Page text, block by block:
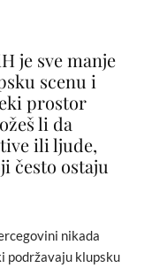
je sve manje
scenu i
prostor
li da
ili ljude,
često ostaju
nikada
podržavaju klupsku